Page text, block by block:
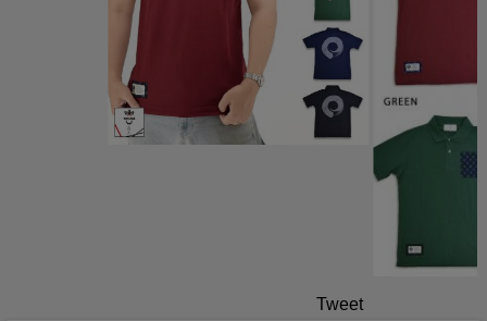
Tweet